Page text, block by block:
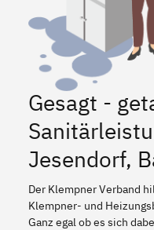
Gesagt -
Jesendorf,
Der Klempner Verband
Klempner- und
Ganz egal ob es sich